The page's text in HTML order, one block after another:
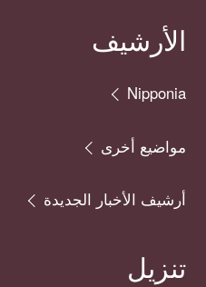
الأرشيف
Nipponia
مواضيع أخرى
أرشيف الأخبار الجديدة
تنزيل